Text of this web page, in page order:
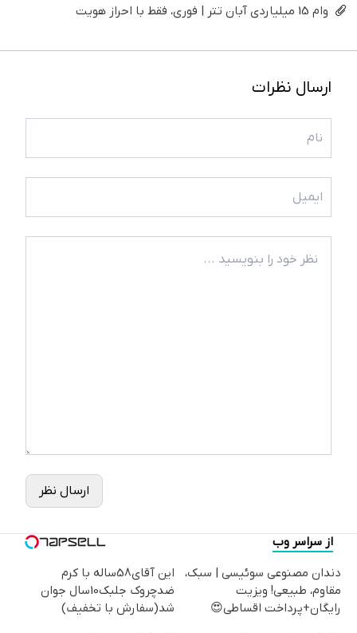
وام 15 میلیاردی آبان تتر | فوری، فقط با احراز هویت
ارسال نظرات
ارسال نظر
از سراسر وب
دندان مصنوعی سوئیسی | سبک،
مقاوم، طبیعی! ویزیت
رایگان+پرداخت اقساطی😍
این آقای58ساله با کرم
ضدچروک جلبک10سال جوان
شد(سفارش با تخفیف)